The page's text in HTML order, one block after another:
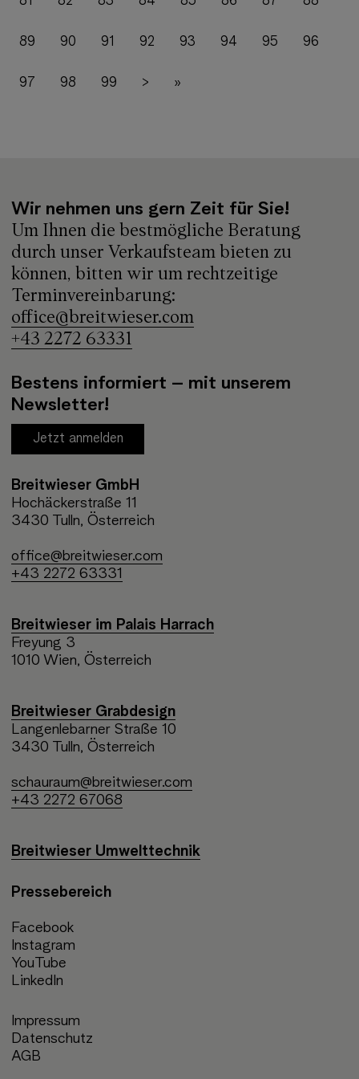
89 90 91 92 93 94 95 96
97 98 99 > »
Wir nehmen uns gern Zeit für Sie!
Um Ihnen die bestmögliche Beratung
durch unser Verkaufsteam bieten zu
können, bitten wir um rechtzeitige
Terminvereinbarung:
office@breitwieser.com
+43 2272 63331
Bestens informiert – mit unserem
Newsletter!
Jetzt anmelden
Breitwieser GmbH
Hochäckerstraße 11
3430 Tulln, Österreich
office@breitwieser.com
+43 2272 63331
Breitwieser im Palais Harrach
Freyung 3
1010 Wien, Österreich
Breitwieser Grabdesign
Langenlebarner Straße 10
3430 Tulln, Österreich
schauraum@breitwieser.com
+43 2272 67068
Breitwieser Umwelttechnik
Pressebereich
Facebook
Instagram
YouTube
LinkedIn
Impressum
Datenschutz
AGB